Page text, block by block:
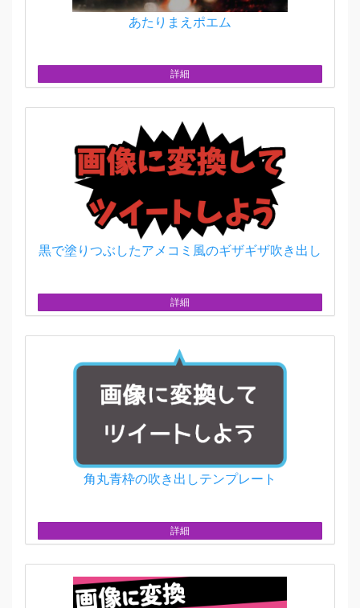
あたりまえポエム
詳細
黒で塗りつぶしたアメコミ風のギザギザ吹き出し
詳細
角丸青枠の吹き出しテンプレート
詳細